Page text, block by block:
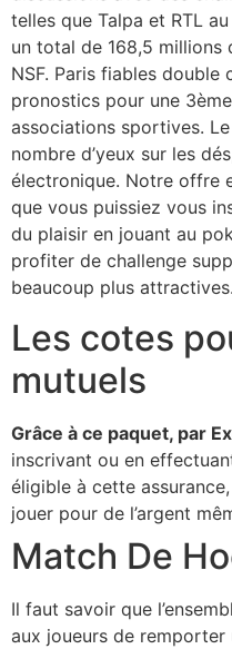
telles que Talpa et RTL
un total de 168,5 millions
NSF. Paris fiables
pronostics pour une
associations sportives.
nombre d’yeux sur les
électronique. Notre offre
que vous puissiez vous
du plaisir en jouant au
profiter de challenge
beaucoup plus attractives.
Les cotes
mutuels
Grâce à ce paquet, par
inscrivant ou en
éligible à cette
jouer pour de l’argent
Match De
Il faut savoir que
aux joueurs de